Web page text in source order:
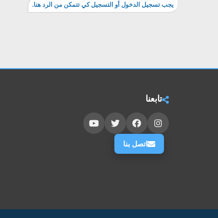
يجب تسجيل الدخول أو التسجيل كي تتمكن من الرد هنا.
تابعنا
اتصل بنا